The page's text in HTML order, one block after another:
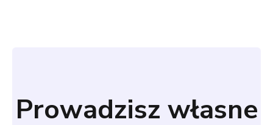
Prowadzisz własne